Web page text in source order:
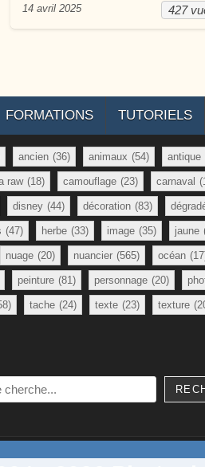
427
14 avril 2025
FORMATIONS TUTORIELS
ancien (36) animaux (54) antique
raw (18) camouflage (23) carnaval
disney (44) décoration (83)
(47) herbe (33) image (35) jaune
nuage (20) nuancier (565) océan
peinture (81) personnage (20)
tache (24) texte (23) texture